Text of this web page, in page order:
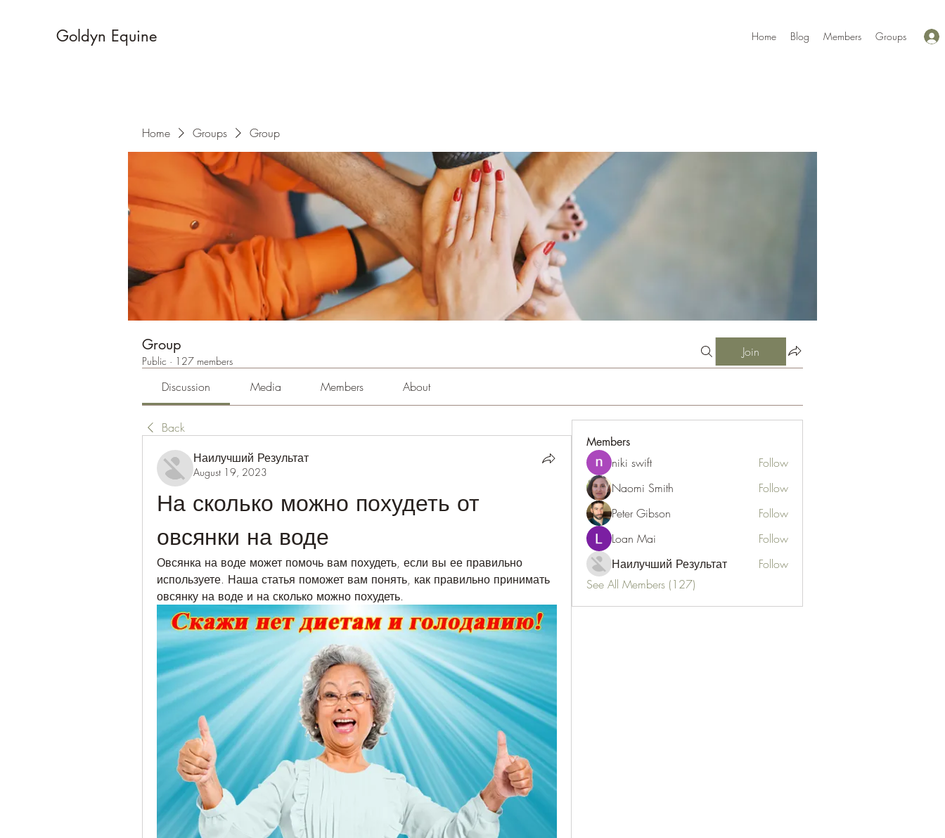
Goldyn Equine Home Blog Members Groups
Home Groups Group
Group
Public · 127 members
Join
Discussion Media Members About
Back
Наилучший Результат
August 19, 2023
На сколько можно похудеть от
овсянки на воде
Овсянка на воде может помочь вам похудеть, если вы ее правильно
используете. Наша статья поможет вам понять, как правильно принимать
овсянку на воде и на сколько можно похудеть.
Members
niki swift
Follow
Naomi Smith
Follow
Peter Gibson
Follow
Loan Mai
Follow
Наилучший Результат
Follow
See All Members (127)